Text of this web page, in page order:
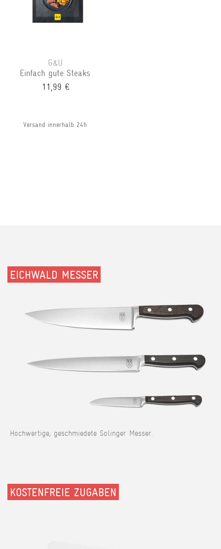
G&U
Einfach gute Steaks
11,99 €
Versand innerhalb 24h
EICHWALD MESSER
Hochwertige, geschmiedete Solinger Messer.
KOSTENFREIE ZUGABEN